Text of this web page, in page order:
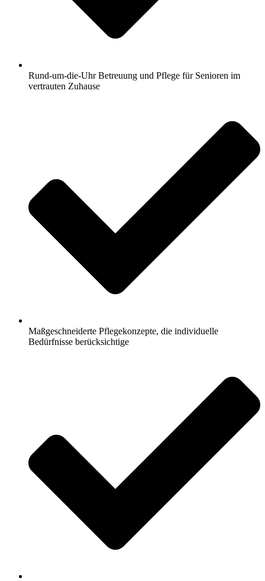
Rund-um-die-Uhr Betreuung und Pflege für Senioren im
vertrauten Zuhause
Maßgeschneiderte Pflegekonzepte, die individuelle
Bedürfnisse berücksichtige